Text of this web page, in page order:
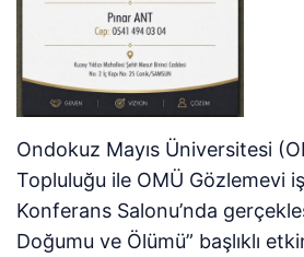
Ondokuz Mayıs Üniversitesi
Topluluğu ile OMÜ Gözlemevi
Konferans Salonu’nda
Doğumu ve Ölümü” başlıklı